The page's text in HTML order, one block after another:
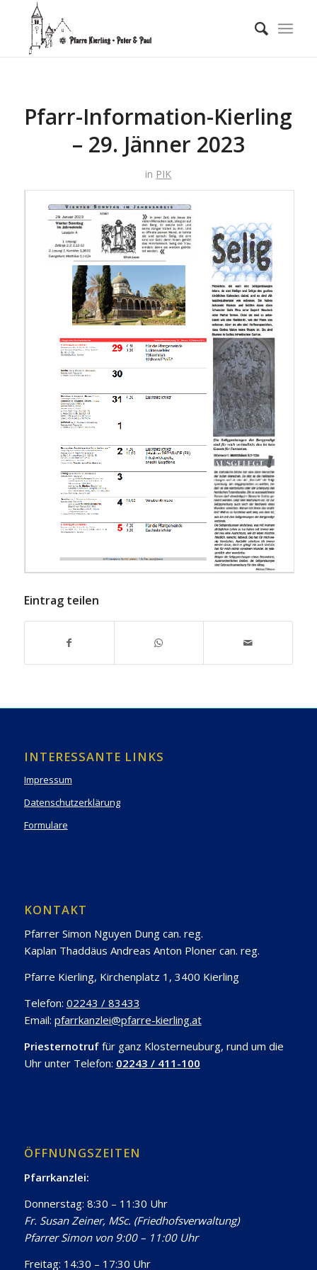
Pfarr-Information-Kierling
– 29. Jänner 2023
in PIK
Eintrag teilen
INTERESSANTE LINKS
Impressum
Datenschutzerklärung
Formulare
KONTAKT
Pfarrer Simon Nguyen Dung can. reg.
Kaplan Thaddäus Andreas Anton Ploner can. reg.
Pfarre Kierling, Kirchenplatz 1, 3400 Kierling
Telefon: 02243 / 83433
Email: pfarrkanzlei@pfarre-kierling.at
Priesternotruf für ganz Klosterneuburg, rund um die
Uhr unter Telefon: 02243 / 411-100
ÖFFNUNGSZEITEN
Pfarrkanzlei:
Donnerstag: 8:30 – 11:30 Uhr
Fr. Susan Zeiner, MSc. (Friedhofsverwaltung)
Pfarrer Simon von 9:00 – 11:00 Uhr
Freitag: 14:30 – 17:30 Uhr